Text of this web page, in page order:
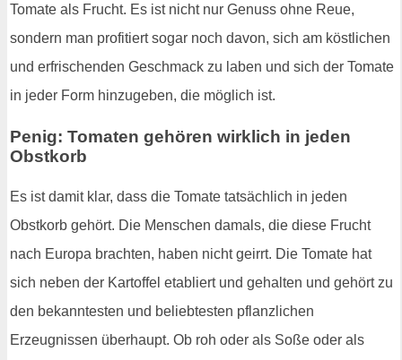
Tomate als Frucht. Es ist nicht nur Genuss ohne Reue,
sondern man profitiert sogar noch davon, sich am köstlichen
und erfrischenden Geschmack zu laben und sich der Tomate
in jeder Form hinzugeben, die möglich ist.
Penig: Tomaten gehören wirklich in jeden
Obstkorb
Es ist damit klar, dass die Tomate tatsächlich in jeden
Obstkorb gehört. Die Menschen damals, die diese Frucht
nach Europa brachten, haben nicht geirrt. Die Tomate hat
sich neben der Kartoffel etabliert und gehalten und gehört zu
den bekanntesten und beliebtesten pflanzlichen
Erzeugnissen überhaupt. Ob roh oder als Soße oder als